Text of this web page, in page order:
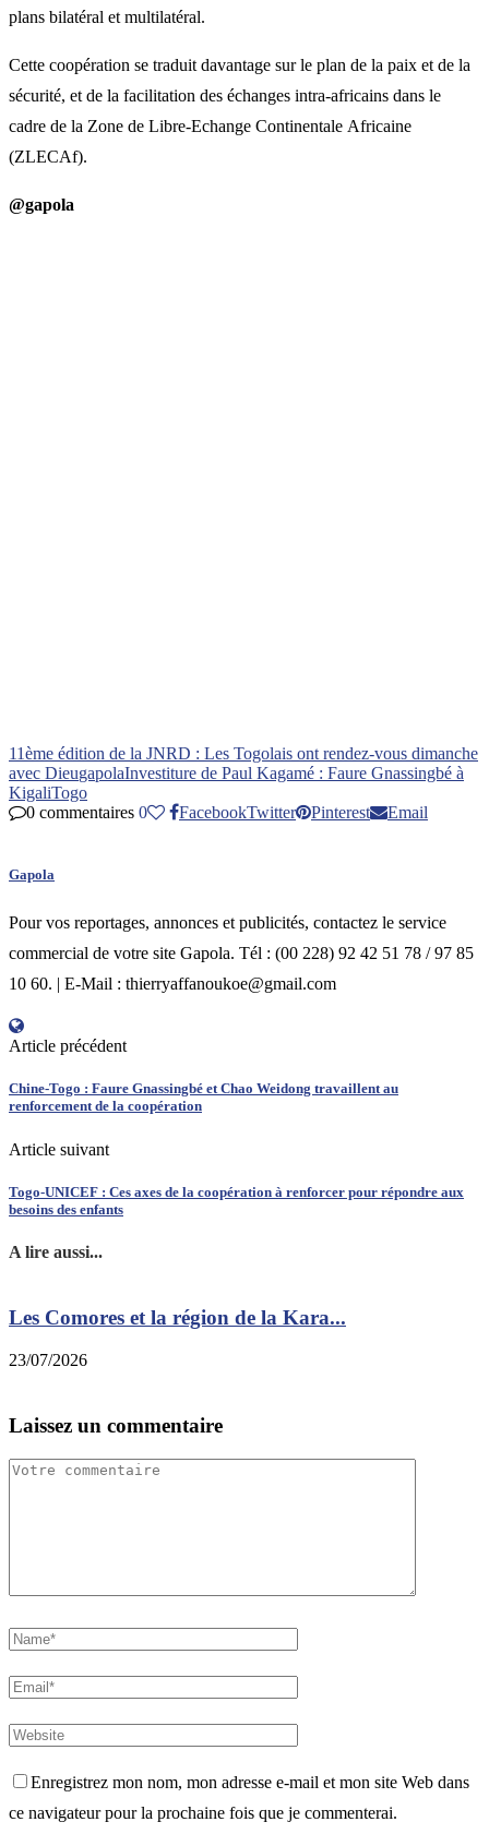
plans bilatéral et multilatéral.
Cette coopération se traduit davantage sur le plan de la paix et de la
sécurité, et de la facilitation des échanges intra-africains dans le
cadre de la Zone de Libre-Echange Continentale Africaine
(ZLECAf).
@gapola
11ème édition de la JNRD : Les Togolais ont rendez-vous dimanche
avec DieugapolaInvestiture de Paul Kagamé : Faure Gnassingbé à
KigaliTogo
0 commentaires 0 FacebookTwitter Pinterest Email
Gapola
Pour vos reportages, annonces et publicités, contactez le service
commercial de votre site Gapola. Tél : (00 228) 92 42 51 78 / 97 85
10 60. | E-Mail : thierryaffanoukoe@gmail.com
Article précédent
Chine-Togo : Faure Gnassingbé et Chao Weidong travaillent au
renforcement de la coopération
Article suivant
Togo-UNICEF : Ces axes de la coopération à renforcer pour répondre aux
besoins des enfants
A lire aussi...
Les Comores et la région de la Kara...
23/07/2026
Laissez un commentaire
Enregistrez mon nom, mon adresse e-mail et mon site Web dans
ce navigateur pour la prochaine fois que je commenterai.